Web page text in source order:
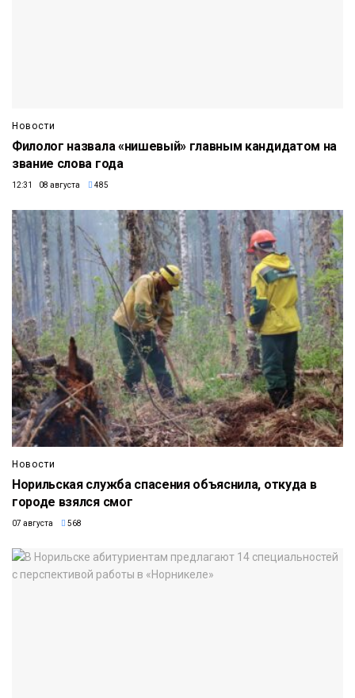
Новости
Филолог назвала «нишевый» главным кандидатом на
звание слова года
12:31 08 августа 485
Новости
Норильская служба спасения объяснила, откуда в
городе взялся смог
07 августа 568